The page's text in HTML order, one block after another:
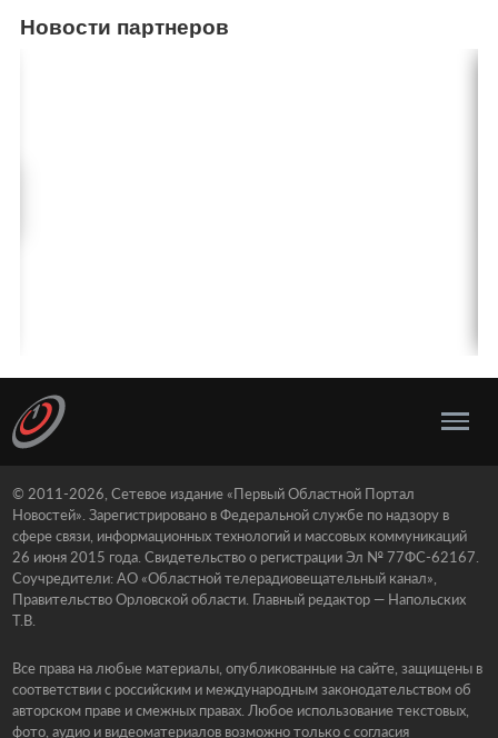
Новости партнеров
© 2011-2026, Сетевое издание «Первый Областной Портал
Новостей». Зарегистрировано в Федеральной службе по надзору в
сфере связи, информационных технологий и массовых коммуникаций
26 июня 2015 года. Свидетельство о регистрации Эл № 77ФС-62167.
Соучредители: АО «Областной телерадиовещательный канал»,
Правительство Орловской области. Главный редактор — Напольских
Т.В.
Все права на любые материалы, опубликованные на сайте, защищены в
соответствии с российским и международным законодательством об
авторском праве и смежных правах. Любое использование текстовых,
фото, аудио и видеоматериалов возможно только с согласия